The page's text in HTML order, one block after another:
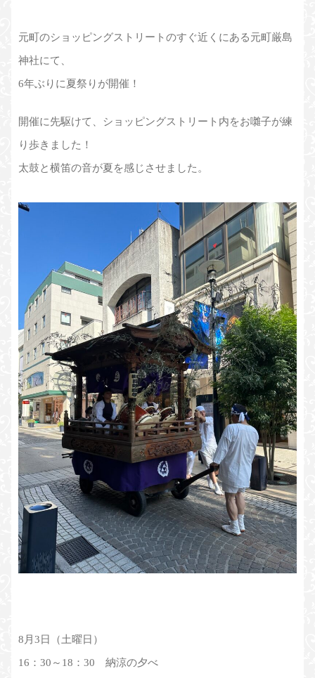
元町のショッピングストリートのすぐ近くにある元町厳島
神社にて、
6年ぶりに夏祭りが開催！
開催に先駆けて、ショッピングストリート内をお囃子が練
り歩きました！
太鼓と横笛の音が夏を感じさせました。
8月3日（土曜日）
16：30～18：30 納涼の夕べ